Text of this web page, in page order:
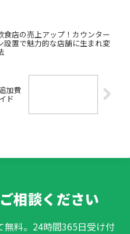
食店の売上アップ！カウンター
設置で魅力的な店舗に生まれ変
加費
ド
相談ください
無料。24時間365日受け付